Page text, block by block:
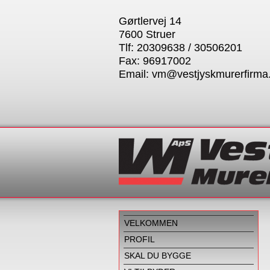
Gørtlervej 14
7600 Struer
Tlf: 20309638 / 30506201
Fax: 96917002
Email:
VELKOMMEN
PROFIL
SKAL DU BYGGE